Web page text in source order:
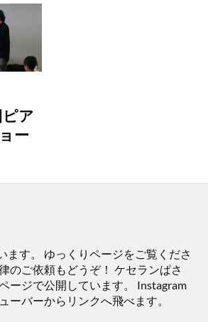
ア
ー
ます。 ゆっくりページをご覧くださ
のご依頼もどうぞ！ ケセランぱさ
ージで公開しています。 Instagram
ーバーからリンクへ飛べます。